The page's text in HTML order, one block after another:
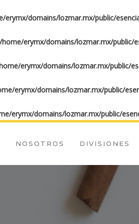
erymx/domains/lozmar.mx/public/
/home/erymx/domains/lozmar.mx/public/
erymx/domains/lozmar.mx/public/
erymx/domains/lozmar.mx/public/
erymx/domains/lozmar.mx/public/
NOSOTROS DIVISIONES